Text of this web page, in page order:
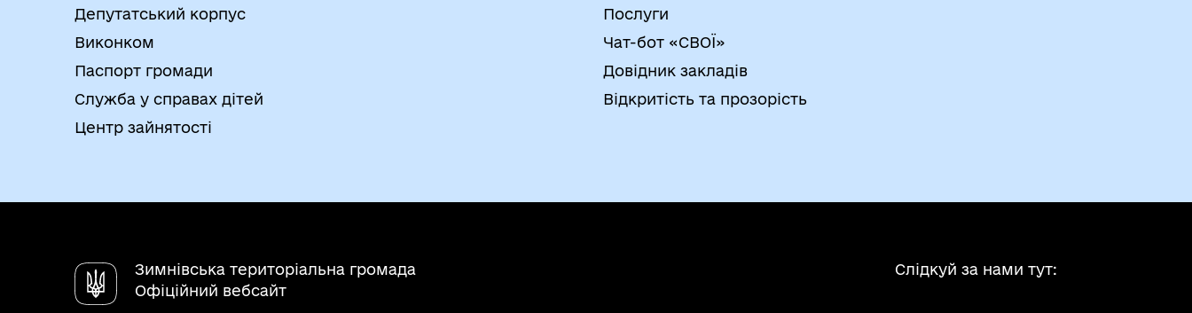
Депутатський корпус
Виконком
Паспорт громади
Служба у справах дітей
Центр зайнятості
Послуги
Чат-бот «СВОЇ»
Довідник закладів
Відкритість та прозорість
Зимнівська територіальна громада
Офіційний вебсайт
Слідкуй за нами тут: